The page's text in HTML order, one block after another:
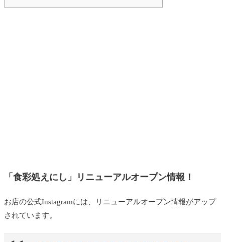
「食彩処えにし」リニューアルオープン情報！
お店の公式Instagramには、リニューアルオープン情報がアップ
されています。